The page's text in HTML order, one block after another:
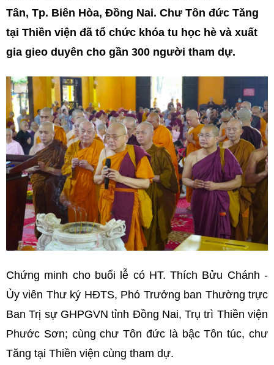
Tân, Tp. Biên Hòa, Đồng Nai. Chư Tôn đức Tăng
tại Thiền viện đã tổ chức khóa tu học hè và xuất
gia gieo duyên cho gần 300 người tham dự.
Chứng minh cho buổi lễ có HT. Thích Bửu Chánh -
Ủy viên Thư ký HĐTS, Phó Trưởng ban Thường trực
Ban Trị sự GHPGVN tỉnh Đồng Nai, Trụ trì Thiền viện
Phước Sơn; cùng chư Tôn đức là bậc Tôn túc, chư
Tăng tại Thiền viện cùng tham dự.